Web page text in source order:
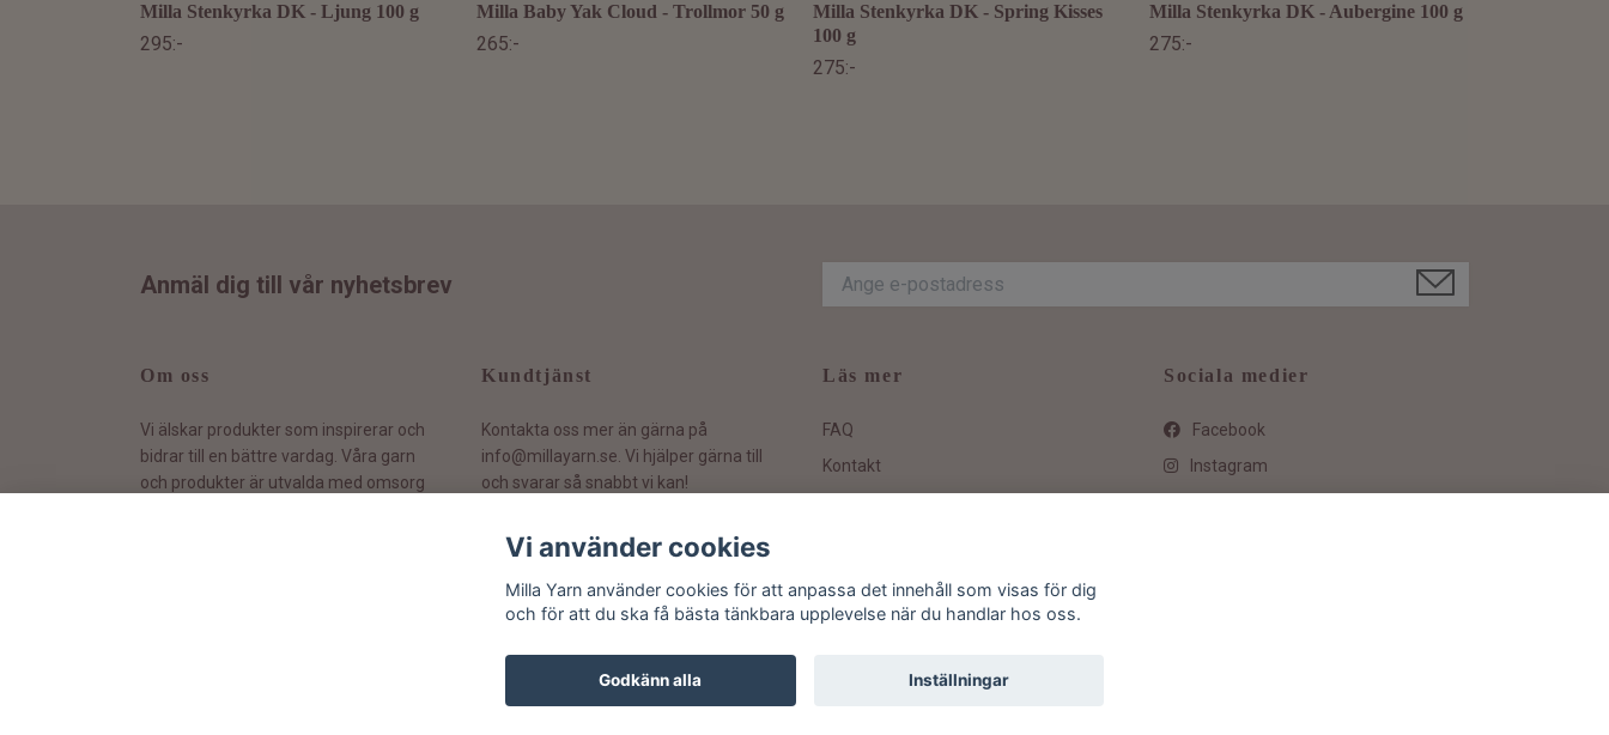
Milla Stenkyrka DK - Ljung 100 g
295:-
Milla Baby Yak Cloud - Trollmor 50 g
265:-
Milla Stenkyrka DK - Spring Kisses
100 g
275:-
Milla Stenkyrka DK - Aubergine 100 g
275:-
Anmäl dig till vår nyhetsbrev
Om oss
Vi älskar produkter som inspirerar och
bidrar till en bättre vardag. Våra garn
och produkter är utvalda med omsorg
Kundtjänst
Kontakta oss mer än gärna på
info@millayarn.se. Vi hjälper gärna till
och svarar så snabbt vi kan!
Läs mer
FAQ
Kontakt
Sociala medier
Facebook
Instagram
Vi använder cookies
Milla Yarn använder cookies för att anpassa det innehåll som visas för dig
och för att du ska få bästa tänkbara upplevelse när du handlar hos oss.
Godkänn alla Inställningar